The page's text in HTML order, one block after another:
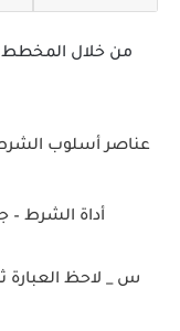
من خلال المخطط
عناصر أسلوب
أداة الشرط
س _ لاحظ العبارة